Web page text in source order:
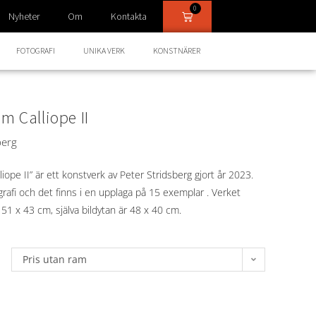
Nyheter Om Kontakta
0
FOTOGRAFI UNIKA VERK KONSTNÄRER
Calliope II
II” är ett konstverk av Peter Stridsberg gjort år 2023.
och det finns i en upplaga på 15 exemplar . Verket
x 43 cm, själva bildytan är 48 x 40 cm.
Pris utan ram